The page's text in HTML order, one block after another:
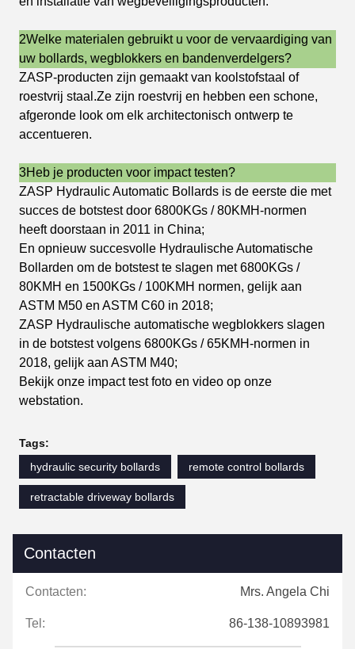
2Welke materialen gebruikt u voor de vervaardiging van
uw bollards, wegblokkers en bandenverdelgers?
ZASP-producten zijn gemaakt van koolstofstaal of
roestvrij staal.Ze zijn roestvrij en hebben een schone,
afgeronde look om elk architectonisch ontwerp te
accentueren.
3Heb je producten voor impact testen?
ZASP Hydraulic Automatic Bollards is de eerste die met
succes de botstest door 6800KGs / 80KMH-normen
heeft doorstaan in 2011 in China;
En opnieuw succesvolle Hydraulische Automatische
Bollarden om de botstest te slagen met 6800KGs /
80KMH en 1500KGs / 100KMH normen, gelijk aan
ASTM M50 en ASTM C60 in 2018;
ZASP Hydraulische automatische wegblokkers slagen
in de botstest volgens 6800KGs / 65KMH-normen in
2018, gelijk aan ASTM M40;
Bekijk onze impact test foto en video op onze
webstation.
Tags:
hydraulic security bollards
remote control bollards
retractable driveway bollards
Contacten
Contacten: Mrs. Angela Chi
Tel: 86-138-10893981